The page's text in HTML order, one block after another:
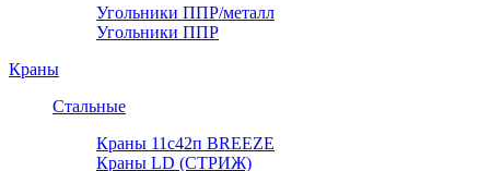
Угольники ППР/металл
Угольники ППР
Краны
Стальные
Краны 11с42п BREEZE
Краны LD (СТРИЖ)